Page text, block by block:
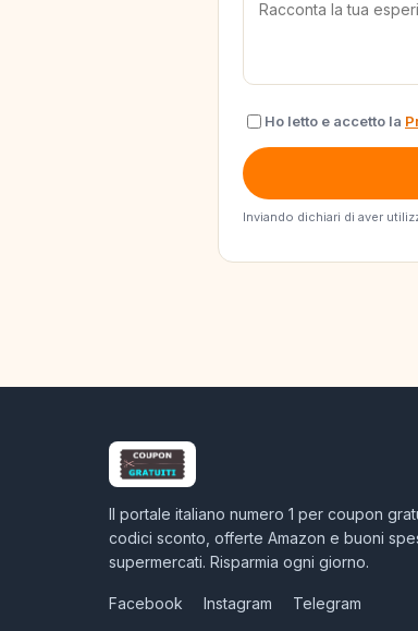
Ho letto e accetto la
Inviando dichiari di aver
Il portale italiano numero 1 per coupon
codici sconto, offerte Amazon e buoni
supermercati. Risparmia ogni giorno.
Facebook Instagram Telegram